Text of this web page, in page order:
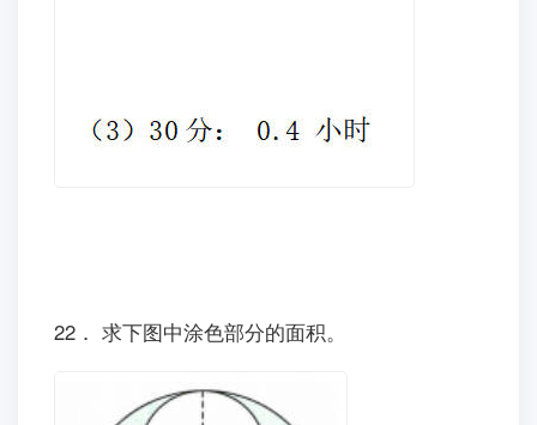
22． 求下图中涂色部分的面积。